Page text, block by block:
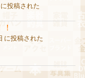
投稿された
に投稿された